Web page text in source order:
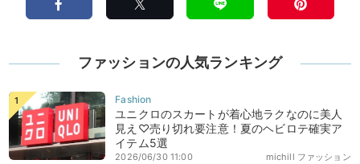
ファッションの人気ランキング
ユニクロのスカートが着心地ラクなのに美人
見え♡売り切れ要注意！夏のヘビロテ確実ア
イテム5選
michill ファッション
2026/06/30 11:00